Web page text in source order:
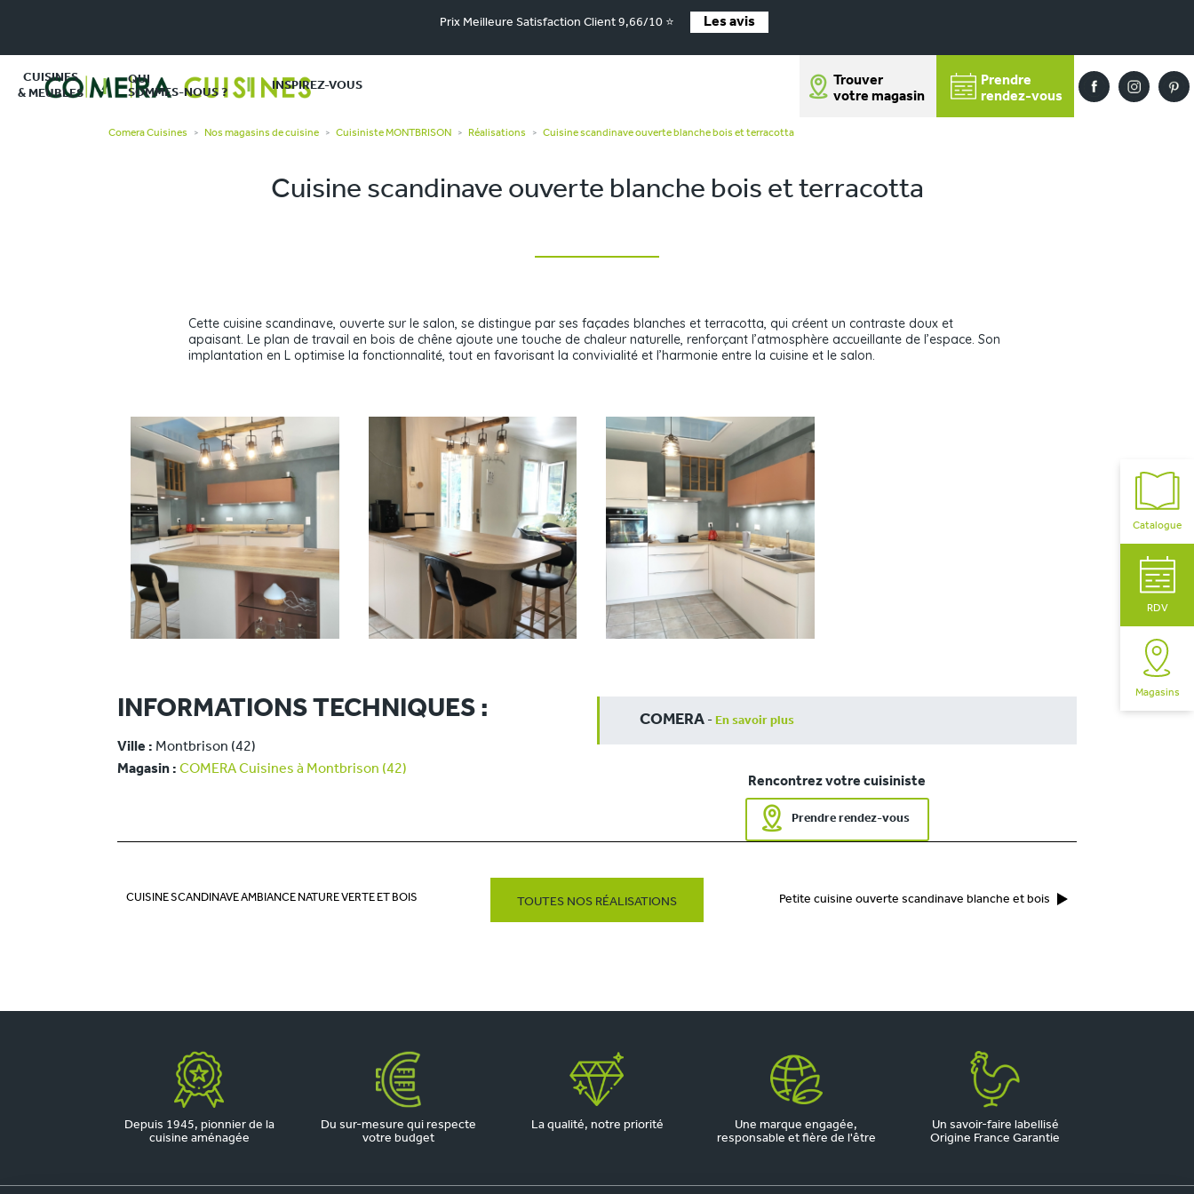
Prix Meilleure Satisfaction Client 9,66/10 ⭐ Les avis
CUISINES
& MEUBLES
QUI
SOMMES-NOUS ?
INSPIREZ-VOUS
Trouver
votre magasin
Prendre
rendez-vous
Catalogue
RDV
Magasins
Comera Cuisines > Nos magasins de cuisine > Cuisiniste MONTBRISON > Réalisations > Cuisine scandinave ouverte blanche bois et terracotta
Cuisine scandinave ouverte blanche bois et terracotta
Cette cuisine scandinave, ouverte sur le salon, se distingue par ses façades blanches et terracotta, qui créent un contraste doux et
apaisant. Le plan de travail en bois de chêne ajoute une touche de chaleur naturelle, renforçant l’atmosphère accueillante de l’espace. Son
implantation en L optimise la fonctionnalité, tout en favorisant la convivialité et l’harmonie entre la cuisine et le salon.
INFORMATIONS TECHNIQUES :
Ville : Montbrison (42)
Magasin : COMERA Cuisines à Montbrison (42)
COMERA - En savoir plus
Rencontrez votre cuisiniste
Prendre rendez-vous
CUISINE SCANDINAVE AMBIANCE NATURE VERTE ET BOIS TOUTES NOS RÉALISATIONS Petite cuisine ouverte scandinave blanche et bois
Depuis 1945, pionnier de la
cuisine aménagée
Du sur-mesure qui respecte
votre budget
La qualité, notre priorité
Une marque engagée,
responsable et fière de l'être
Un savoir-faire labellisé
Origine France Garantie